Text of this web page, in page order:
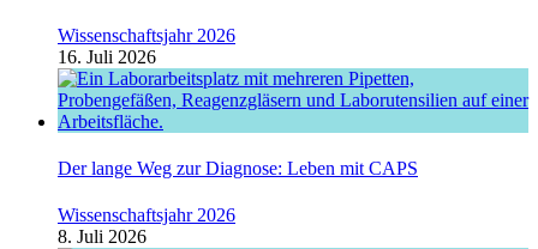
Wissenschaftsjahr 2026
16. Juli 2026
Der lange Weg zur Diagnose: Leben mit CAPS
Wissenschaftsjahr 2026
8. Juli 2026